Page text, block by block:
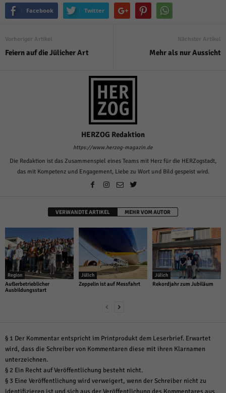
Facebook Twitter
Vorheriger Artikel
Feiern auf die Jülicher Art
Nächster Artikel
Mehr als nur Aussicht
HERZOG Redaktion
https://www.herzog-magazin.de
Die Redaktion ist das Zusammenspiel eines Teams mit Herz für die HERZogstadt,
das mit Kompetenz und Engagement, Liebe zu Wort und Bild gespeist wird.
VERWANDTE ARTIKEL MEHR VOM AUTOR
Region
Außerbetrieblicher
Ausbildungsstart
Jülich
Zeppelin ist auf Messfahrt
Jülich
Rekordjahr zum Jubiläum
§ 1 Der Kommentar entspricht im Printprodukt dem Leserbrief. Erwartet
wird, dass die Schreiber von Kommentaren diese mit ihren Klarnamen
unterzeichnen.
§ 2 Ein Recht auf Veröffentlichung besteht nicht.
§ 3 Eine Veröffentlichung wird verweigert, wenn der Schreiber nicht zu
identifizieren ist und sich aus der Veröffentlichung des Kommentares aus